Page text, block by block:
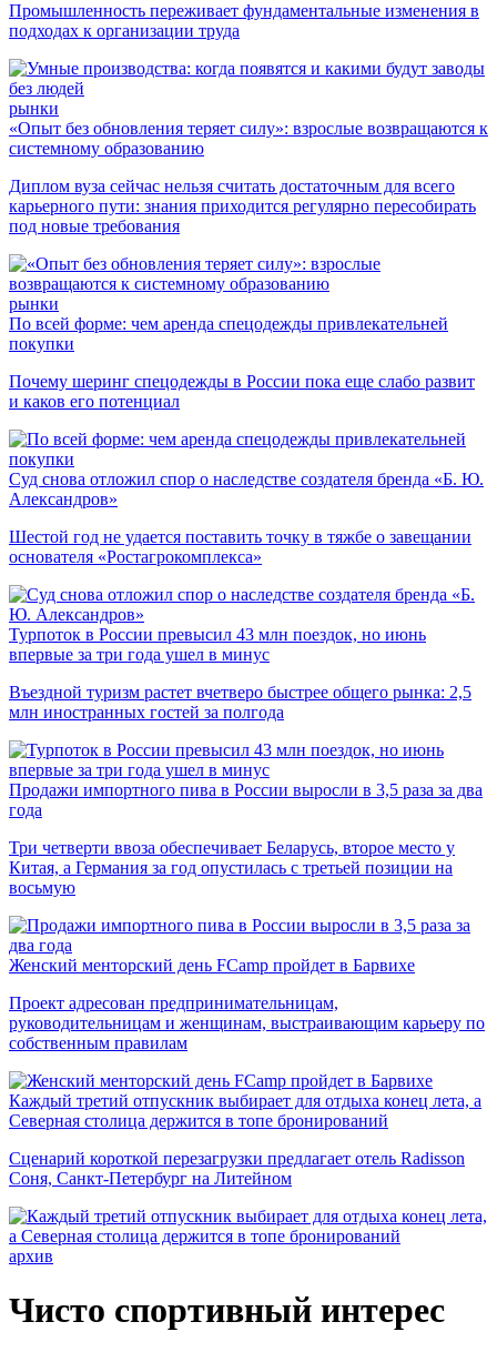
Промышленность переживает фундаментальные изменения в
подходах к организации труда
рынки
«Опыт без обновления теряет силу»: взрослые возвращаются к
системному образованию
Диплом вуза сейчас нельзя считать достаточным для всего
карьерного пути: знания приходится регулярно пересобирать
под новые требования
рынки
По всей форме: чем аренда спецодежды привлекательней
покупки
Почему шеринг спецодежды в России пока еще слабо развит
и каков его потенциал
Суд снова отложил спор о наследстве создателя бренда «Б. Ю.
Александров»
Шестой год не удается поставить точку в тяжбе о завещании
основателя «Ростагрокомплекса»
Турпоток в России превысил 43 млн поездок, но июнь
впервые за три года ушел в минус
Въездной туризм растет вчетверо быстрее общего рынка: 2,5
млн иностранных гостей за полгода
Продажи импортного пива в России выросли в 3,5 раза за два
года
Три четверти ввоза обеспечивает Беларусь, второе место у
Китая, а Германия за год опустилась с третьей позиции на
восьмую
Женский менторский день FCamp пройдет в Барвихе
Проект адресован предпринимательницам,
руководительницам и женщинам, выстраивающим карьеру по
собственным правилам
Каждый третий отпускник выбирает для отдыха конец лета, а
Северная столица держится в топе бронирований
Сценарий короткой перезагрузки предлагает отель Radisson
Соня, Санкт-Петербург на Литейном
архив
Чисто спортивный интерес